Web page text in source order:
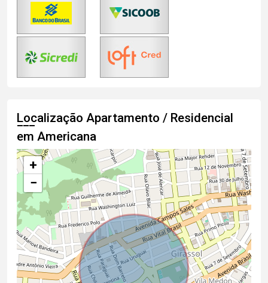
Localização Apartamento / Residencial
em Americana
+
−